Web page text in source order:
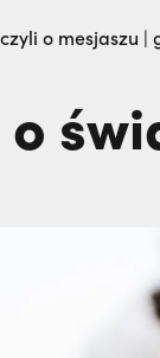
nauczyli
o mesjaszu |